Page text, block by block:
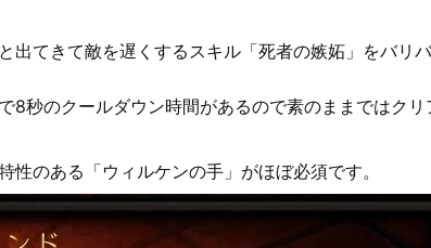
出てきて敵を遅くするスキル「死者の嫉妬」をバリバ
8秒のクールダウン時間があるので素のままではクリ
性のある「ウィルケンの手」がほぼ必須です。